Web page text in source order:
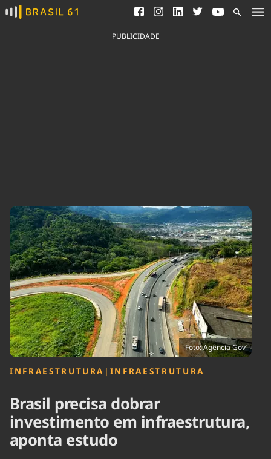
Ver todas as notícias
Saneamento
Indicadores
Agronegócios
Brasil
Brasil Mineral
Ciência &
Tecnologia
Cinema
Comportamento
Cultura
Economia
Educação
Infraestrutura
Internacional
Meio Ambiente
Podcast
Política
Saúde
Tempo
PUBLICIDADE
Foto: Agência Gov
INFRAESTRUTURA | INFRAESTRUTURA
Brasil precisa dobrar
investimento em infraestrutura,
aponta estudo